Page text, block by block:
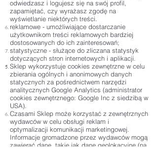
odwiedzasz i logujesz się na swój profil,
zapamiętać, czy wyrażasz zgodę na
wyświetlanie niektórych treści.
reklamowe - umożliwiające dostarczanie
użytkownikom treści reklamowych bardziej
dostosowanych do ich zainteresowań;
statystyczne - służące do zliczana statystyk
dotyczących stron internetowych i aplikacji.
Sklep wykorzystuje cookies zewnętrzne w celu
zbierania ogólnych i anonimowych danych
statycznych za pośrednictwem narzędzi
analitycznych Google Analytics (administrator
cookies zewnętrznego: Google Inc z siedzibą w
USA).
Czasami Sklep może korzystać z zewnętrznych
wydawców w celu obsługi reklam i
optymalizacji komunikacji marketingowej.
Informacje gromadzone przez wydawców mogą
zawierać dane, takie jak dane geolokacyjne (na